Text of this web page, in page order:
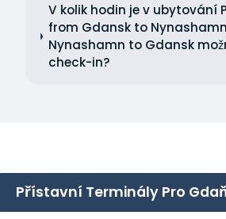
V kolik hodin je v ubytování
from Gdansk to
Nynashamn to Gdansk
check-in?
Přístavní Terminály Pro